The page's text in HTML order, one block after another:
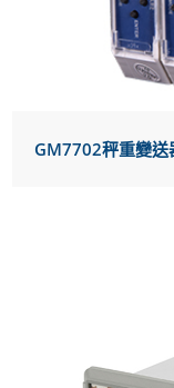
GM7702秤重變送